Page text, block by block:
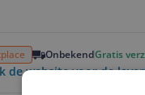
OnbekendGratis
de website voor de